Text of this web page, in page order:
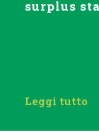
surplus
Leggi tutto